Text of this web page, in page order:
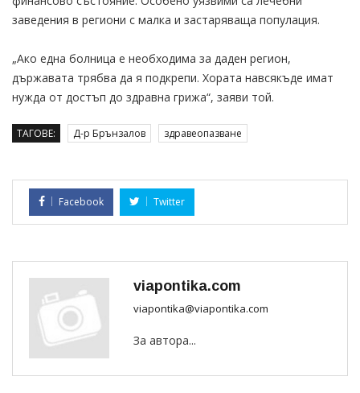
заведения в региони с малка и застаряваща популация.
„Ако една болница е необходима за даден регион,
държавата трябва да я подкрепи. Хората навсякъде имат
нужда от достъп до здравна грижа“, заяви той.
ТАГОВЕ: Д-р Брънзалов здравеопазване
Facebook Twitter
viapontika.com
viapontika@viapontika.com
За автора...